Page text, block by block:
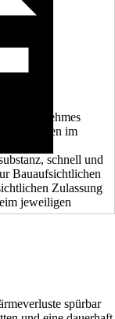
Angenehmes
im
von
schnell und
Bauaufsichtlichen
Zulassung
jeweiligen
spürbar